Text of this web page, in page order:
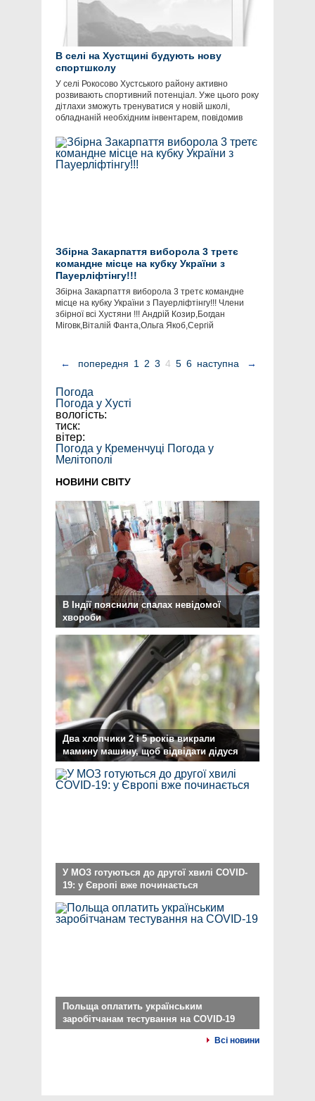
В селі на Хустщині будують нову
спортшколу
У селі Рокосово Хустського району активно
розвивають спортивний потенціал. Уже цього року
дітлахи зможуть тренуватися у новій школі,
обладнаній необхідним інвентарем, повідомив
Збірна Закарпаття виборола 3 третє
командне місце на кубку України з
Пауерліфтінгу!!!
Збірна Закарпаття виборола 3 третє командне
місце на кубку України з Пауерліфтінгу!!! Члени
збірної всі Хустяни !!! Андрій Козир,Богдан
Міговк,Віталій Фанта,Ольга Якоб,Сергій
← попередня 1 2 3 4 5 6 наступна →
Погода
Погода у Хусті
вологість:
тиск:
вітер:
Погода у Кременчуці Погода у
Мелітополі
НОВИНИ СВІТУ
В Індії пояснили спалах невідомої
хвороби
Два хлопчики 2 і 5 років викрали
мамину машину, щоб відвідати дідуся
У МОЗ готуються до другої хвилі COVID-
19: у Європі вже починається
Польща оплатить українським
заробітчанам тестування на COVID-19
Всі новини